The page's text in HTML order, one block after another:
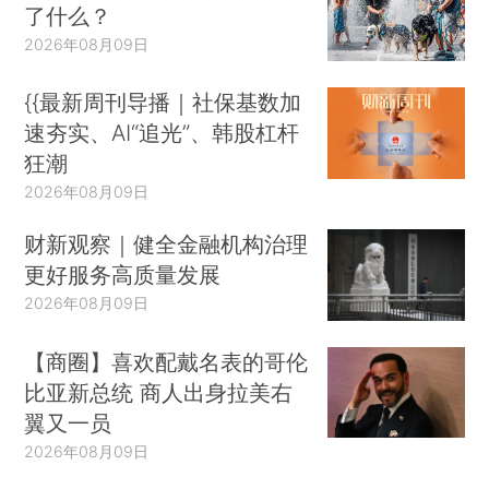
了什么？
2026年08月09日
{{最新周刊导播｜社保基数加
速夯实、AI“追光”、韩股杠杆
狂潮
2026年08月09日
财新观察｜健全金融机构治理
更好服务高质量发展
2026年08月09日
【商圈】喜欢配戴名表的哥伦
比亚新总统 商人出身拉美右
翼又一员
2026年08月09日